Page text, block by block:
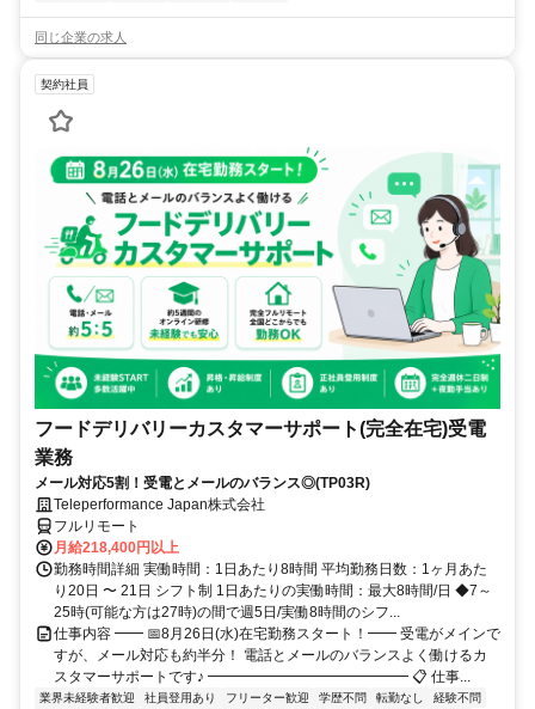
同じ企業の求人
契約社員
フードデリバリーカスタマーサポート(完全在宅)受電
業務
メール対応5割！受電とメールのバランス◎(TP03R)
Teleperformance Japan株式会社
フルリモート
月給218,400円以上
勤務時間詳細 実働時間：1日あたり8時間 平均勤務日数：1ヶ月あた
り20日 〜 21日 シフト制 1日あたりの実働時間：最大8時間/日 ◆7～
25時(可能な方は27時)の間で週5日/実働8時間のシフ...
仕事内容 ━━ 📅8月26日(水)在宅勤務スタート！━━ 受電がメインで
すが、メール対応も約半分！ 電話とメールのバランスよく働けるカ
スタマーサポートです♪ ━━━━━━━━━━━━━━ 📋 仕事...
業界未経験者歓迎 社員登用あり フリーター歓迎 学歴不問 転勤なし
経験不問